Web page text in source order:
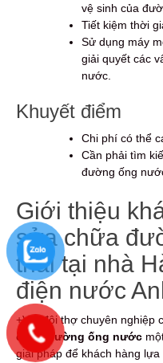
vệ sinh của
Tiết kiệm thời
Sử dụng máy
giải quyết các
nước.
Khuyết điểm
Chi phí có thể
Cần phải tìm
đường ống
Giới thiệu
sửa chữa
thải tại nhà
điện nước
+Với đội thợ chuyên nghiệp
chữa đường ống nước
giải pháp để khách hàng